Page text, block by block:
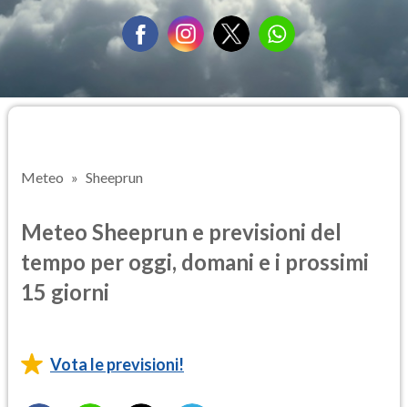
Meteo Sheeprun
Meteo Sheeprun e previsioni del
tempo per oggi, domani e i prossimi
15 giorni
Vota le previsioni!